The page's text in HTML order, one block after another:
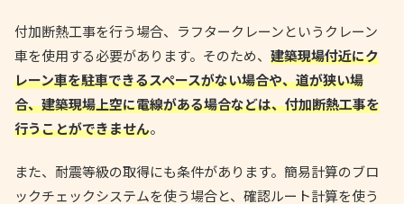
付加断熱工事を行う場合、ラフタークレーンというクレーン
車を使用する必要があります。そのため、 建築現場付近にク
レーン車を駐車できるスペースがない場合や、道が狭い場
合、建築現場上空に電線がある場合などは、付加断熱工事を
行うことができません。
また、耐震等級の取得にも条件があります。簡易計算のブロ
ックチェックシステムを使う場合と、確認ルート計算を使う